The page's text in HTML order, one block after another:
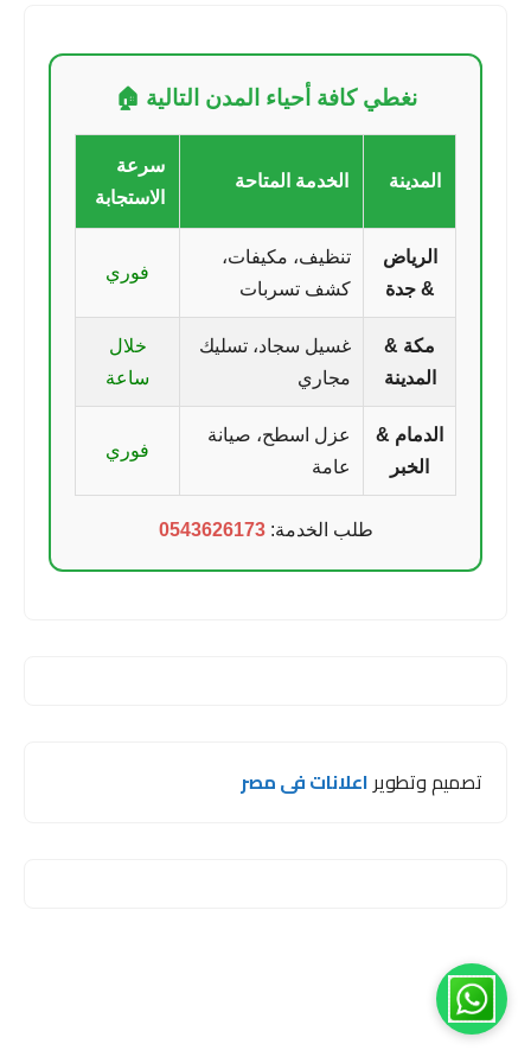
نغطي كافة أحياء المدن التالية 🏠
المدينة الخدمة المتاحة
سرعة
الاستجابة
الرياض
& جدة
تنظيف، مكيفات،
كشف تسربات
فوري
مكة &
المدينة
غسيل سجاد، تسليك
مجاري
خلال
ساعة
الدمام &
الخبر
عزل اسطح، صيانة
عامة
فوري
طلب الخدمة:0543626173
تصميم وتطويراعلانات فى مصر
مرحبا اخي 😊